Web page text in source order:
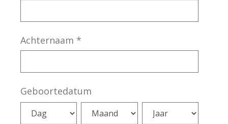
Achternaam *
Geboortedatum